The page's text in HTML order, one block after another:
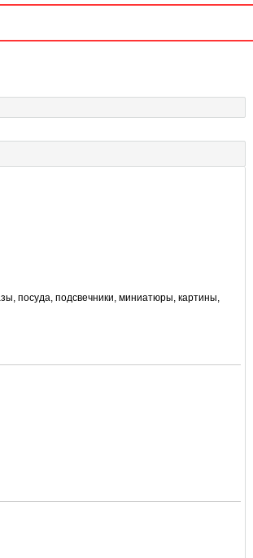
посуда, подсвечники, миниатюры, картины,